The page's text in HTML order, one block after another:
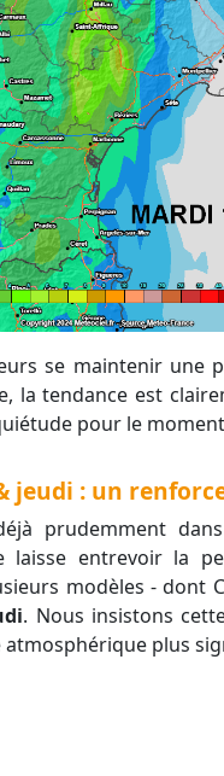
la tendance est
pour le
jeudi : un
laisse entrevoir la
modèles - dont
. Nous insistons
plus